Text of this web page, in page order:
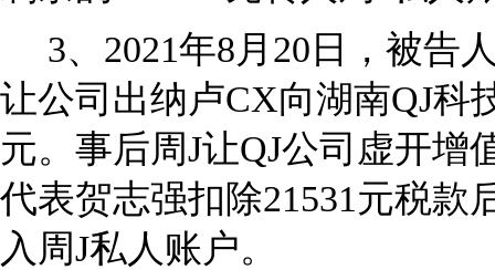
3、2021年8月20日，被告
让公司出纳卢CX向湖南QJ科
元。事后周J让QJ公司虚开增
代表贺志强扣除21531元税款
入周J私人账户。